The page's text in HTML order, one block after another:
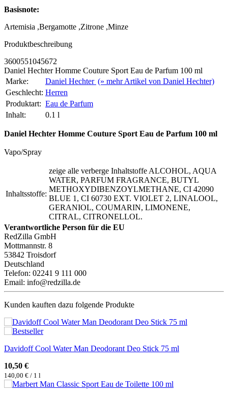
Basisnote:
Artemisia ,Bergamotte ,Zitrone ,Minze
Produktbeschreibung
3600551045672
Daniel Hechter Homme Couture Sport Eau de Parfum 100 ml
Marke:
Daniel Hechter (» mehr Artikel von Daniel Hechter)
Geschlecht: Herren
Produktart: Eau de Parfum
Inhalt:
0.1 l
Daniel Hechter Homme Couture Sport Eau de Parfum 100 ml
Vapo/Spray
Inhaltsstoffe:
zeige alle verberge Inhaltstoffe ALCOHOL, AQUA
WATER, PARFUM FRAGRANCE, BUTYL
METHOXYDIBENZOYLMETHANE, CI 42090
BLUE 1, CI 60730 EXT. VIOLET 2, LINALOOL,
GERANIOL, COUMARIN, LIMONENE,
CITRAL, CITRONELLOL.
Verantwortliche Person für die EU
RedZilla GmbH
Mottmannstr. 8
53842 Troisdorf
Deutschland
Telefon: 02241 9 111 000
Email: info@redzilla.de
Kunden kauften dazu folgende Produkte
Davidoff Cool Water Man Deodorant Deo Stick 75 ml
10,50 €
140,00 € / 1 l